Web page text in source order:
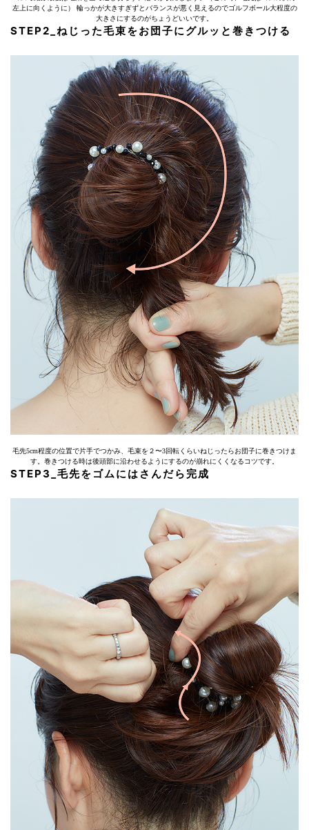
左上に向くように） 輪っかが大きすぎずとバランスが悪く見えるのでゴルフボール大程度の
大きさにするのがちょうどいいです。
STEP2_ねじった毛束をお団子にグルッと巻きつける
毛先5cm程度の位置で片手でつかみ、毛束を２〜3回転くらいねじったらお団子に巻きつけま
す。巻きつける時は後頭部に沿わせるようにするのが崩れにくくなるコツです。
STEP3_毛先をゴムにはさんだら完成